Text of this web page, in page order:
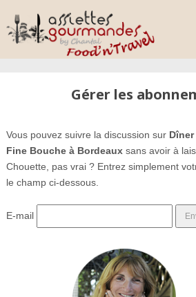
Gérer les
Vous pouvez suivre la discussion sur
Fine Bouche à Bordeauxsans avoir à
Chouette, pas vrai ? Entrez simplement
le champ ci-dessous.
E-mail